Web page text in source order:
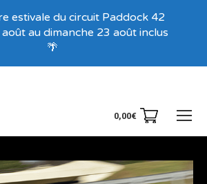
0,00€
nos offres exclusives !
estivale du circuit Paddock 42
au dimanche 23 août inclus
🌴